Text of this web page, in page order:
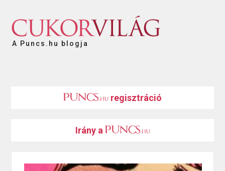
A Puncs.hu blogja
regisztráció
Irány a